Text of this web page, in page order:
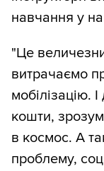
навчання у
"Це
витрачаємо
мобілізацію.
кошти,
в космос. А
проблему,